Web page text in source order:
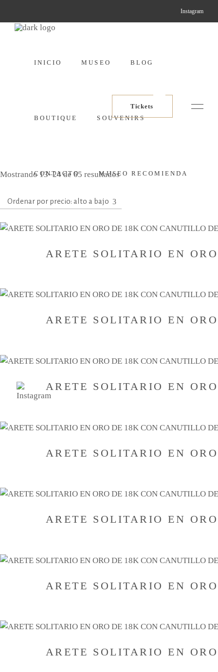
Instagram
INICIO MUSEO BLOG
BOUTIQUE SOUVENIRS
CONTACTO MUSEO RECOMIENDA
Tickets
Mostrando 13–24 de 65 resultadosOrdenado
a
Ordenar por precio: alto a bajo
ARETE SOLITARIO EN
ARETE SOLITARIO EN
ARETE SOLITARIO EN
ARETE SOLITARIO EN
ARETE SOLITARIO EN
ARETE SOLITARIO EN
ARETE SOLITARIO EN